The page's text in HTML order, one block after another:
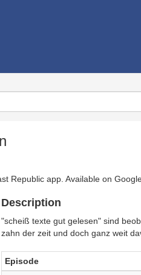
Republic app. Available on
Description
"scheiß texte gut gelesen" sind
zahn der zeit und doch ganz weit
Episode